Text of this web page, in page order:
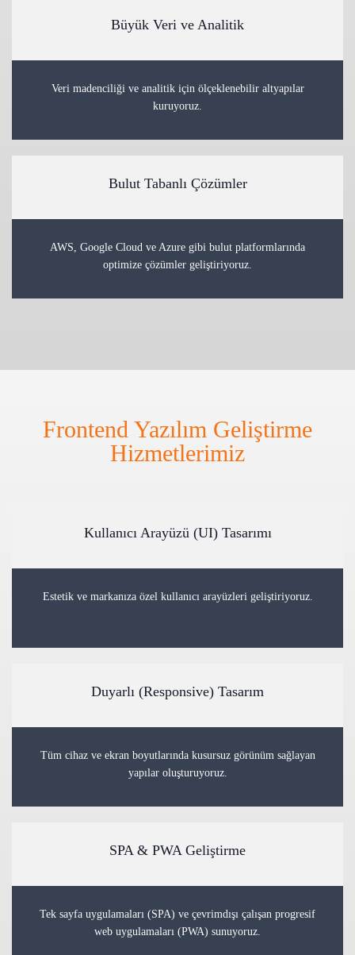
Büyük Veri ve Analitik
Veri madenciliği ve analitik için ölçeklenebilir altyapılar
kuruyoruz.
Bulut Tabanlı Çözümler
AWS, Google Cloud ve Azure gibi bulut platformlarında
optimize çözümler geliştiriyoruz.
Frontend Yazılım Geliştirme
Hizmetlerimiz
Kullanıcı Arayüzü (UI) Tasarımı
Estetik ve markanıza özel kullanıcı arayüzleri geliştiriyoruz.
Duyarlı (Responsive) Tasarım
Tüm cihaz ve ekran boyutlarında kusursuz görünüm sağlayan
yapılar oluşturuyoruz.
SPA & PWA Geliştirme
Tek sayfa uygulamaları (SPA) ve çevrimdışı çalışan progresif
web uygulamaları (PWA) sunuyoruz.